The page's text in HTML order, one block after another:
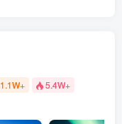
1.1W+ 5.4W+